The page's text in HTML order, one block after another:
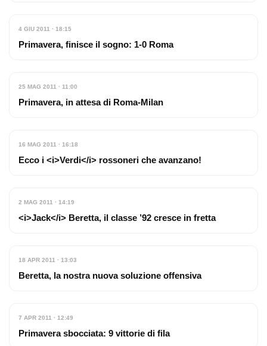
4 GIU 2011 · 18:15
Primavera, finisce il sogno: 1-0 Roma
25 MAG 2011 · 11:00
Primavera, in attesa di Roma-Milan
16 MAG 2011 · 16:18
Ecco i <i>Verdi</i> rossoneri che avanzano!
2 MAG 2011 · 14:19
<i>Jack</i> Beretta, il classe ’92 cresce in fretta
18 APR 2011 · 13:03
Beretta, la nostra nuova soluzione offensiva
7 APR 2011 · 12:49
Primavera sbocciata: 9 vittorie di fila